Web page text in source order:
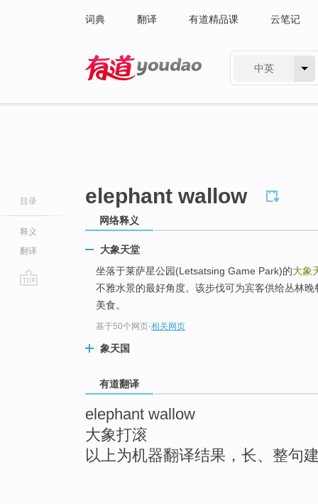
词典 翻译 有道精品课 云笔记
中英
目录
释义
翻译
elephant wallow
网络释义
大象天堂
坐落于莱萨星公园(Letsatsing Game Park)的大象
不雅水景的最好角度。该步伐可为宾客供给丛林
美食。
基于50个网页-相关网页
象天国
有道翻译
elephant wallow
大象打滚
以上为机器翻译结果，长、整句